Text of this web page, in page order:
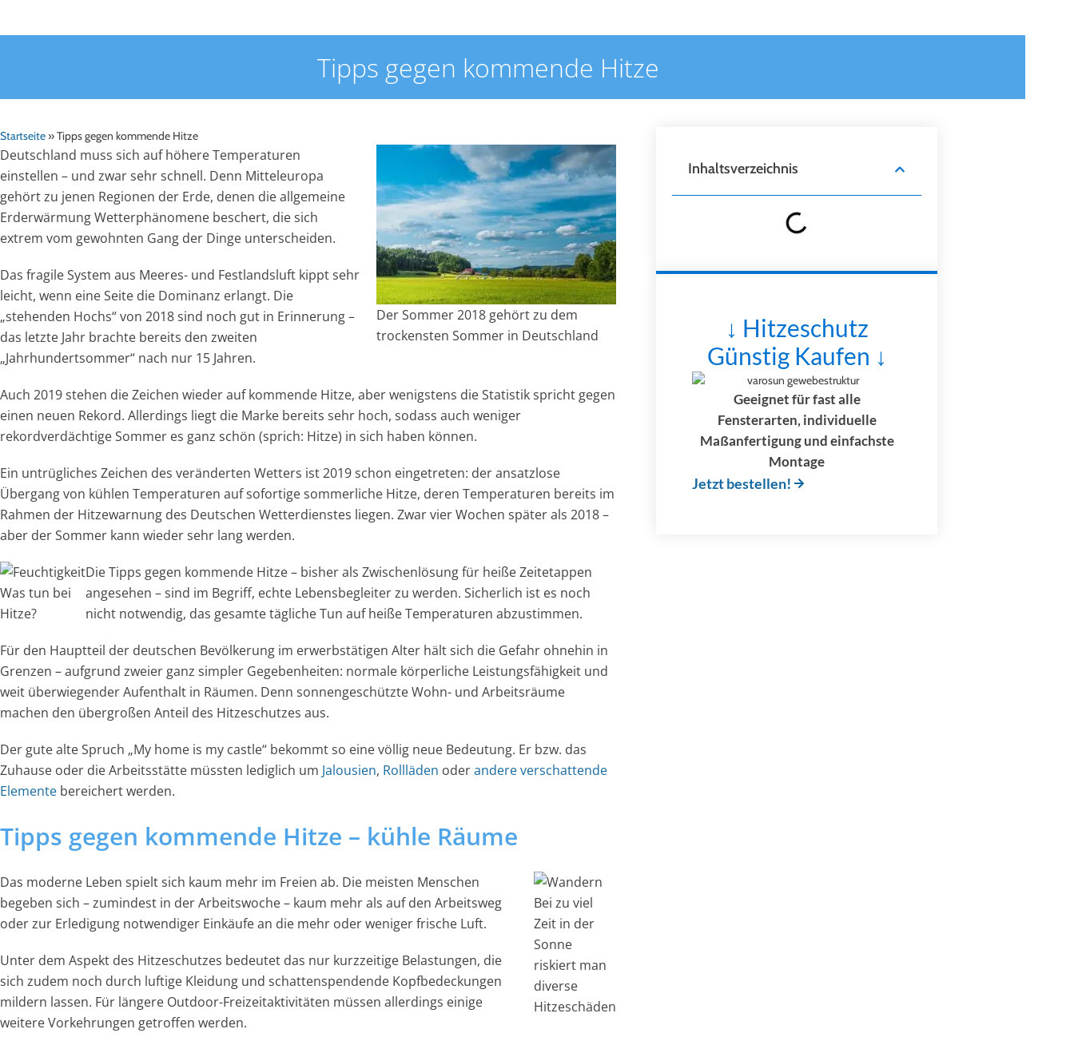
Tipps gegen kommende Hitze
Startseite »Tipps gegen kommende Hitze
Der Sommer 2018 gehört zu dem
trockensten Sommer in Deutschland
Deutschland muss sich auf höhere Temperaturen
einstellen – und zwar sehr schnell. Denn Mitteleuropa
gehört zu jenen Regionen der Erde, denen die allgemeine
Erderwärmung Wetterphänomene beschert, die sich
extrem vom gewohnten Gang der Dinge unterscheiden.
Das fragile System aus Meeres- und Festlandsluft kippt sehr
leicht, wenn eine Seite die Dominanz erlangt. Die
„stehenden Hochs“ von 2018 sind noch gut in Erinnerung –
das letzte Jahr brachte bereits den zweiten
„Jahrhundertsommer“ nach nur 15 Jahren.
Auch 2019 stehen die Zeichen wieder auf kommende Hitze, aber wenigstens die Statistik spricht gegen
einen neuen Rekord. Allerdings liegt die Marke bereits sehr hoch, sodass auch weniger
rekordverdächtige Sommer es ganz schön (sprich: Hitze) in sich haben können.
Ein untrügliches Zeichen des veränderten Wetters ist 2019 schon eingetreten: der ansatzlose
Übergang von kühlen Temperaturen auf sofortige sommerliche Hitze, deren Temperaturen bereits im
Rahmen der Hitzewarnung des Deutschen Wetterdienstes liegen. Zwar vier Wochen später als 2018 –
aber der Sommer kann wieder sehr lang werden.
Was tun bei
Hitze?
Die Tipps gegen kommende Hitze – bisher als Zwischenlösung für heiße Zeitetappen
angesehen – sind im Begriff, echte Lebensbegleiter zu werden. Sicherlich ist es noch
nicht notwendig, das gesamte tägliche Tun auf heiße Temperaturen abzustimmen.
Für den Hauptteil der deutschen Bevölkerung im erwerbstätigen Alter hält sich die Gefahr ohnehin in
Grenzen – aufgrund zweier ganz simpler Gegebenheiten: normale körperliche Leistungsfähigkeit und
weit überwiegender Aufenthalt in Räumen. Denn sonnengeschützte Wohn- und Arbeitsräume
machen den übergroßen Anteil des Hitzeschutzes aus.
Der gute alte Spruch „My home is my castle“ bekommt so eine völlig neue Bedeutung. Er bzw. das
Zuhause oder die Arbeitsstätte müssten lediglich um Jalousien, Rollläden oderandere verschattende
Elemente bereichert werden.
Tipps gegen kommende Hitze – kühle Räume
Bei zu viel
Zeit in der
Sonne
riskiert man
diverse
Hitzeschäden
Das moderne Leben spielt sich kaum mehr im Freien ab. Die meisten Menschen
begeben sich – zumindest in der Arbeitswoche – kaum mehr als auf den Arbeitsweg
oder zur Erledigung notwendiger Einkäufe an die mehr oder weniger frische Luft.
Unter dem Aspekt des Hitzeschutzes bedeutet das nur kurzzeitige Belastungen, die
sich zudem noch durch luftige Kleidung und schattenspendende Kopfbedeckungen
mildern lassen. Für längere Outdoor-Freizeitaktivitäten müssen allerdings einige
weitere Vorkehrungen getroffen werden.
Inhaltsverzeichnis
↓ Hitzeschutz
Günstig Kaufen ↓
Geeignet für fast alle
Fensterarten, individuelle
Maßanfertigung und einfachste
Montage
Jetzt bestellen!